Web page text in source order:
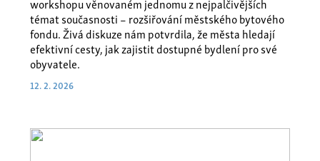
témat současnosti – rozšiřování městského bytového
fondu. Živá diskuze nám potvrdila, že města hledají
efektivní cesty, jak zajistit dostupné bydlení pro své
obyvatele.
12. 2. 2026